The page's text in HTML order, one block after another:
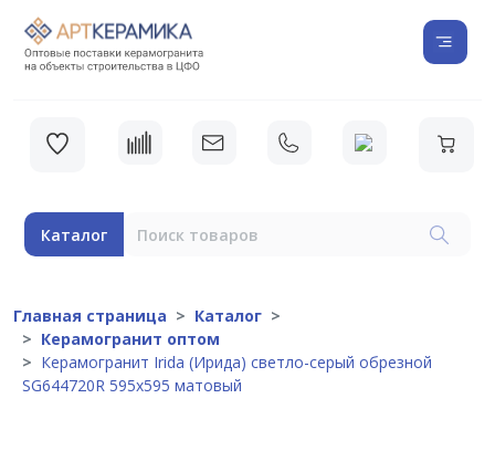
Каталог
Главная страница
Каталог
Керамогранит оптом
Керамогранит Irida (Ирида) светло-серый обрезной
SG644720R 595x595 матовый